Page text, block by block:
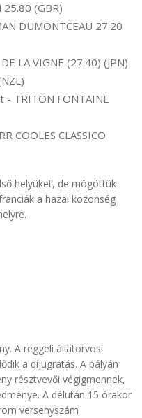
25.80 (GBR)
DUMONTCEAU 27.20
LA VIGNE (27.40) (JPN)
- TRITON FONTAINE
COOLES CLASSICO
helyüket, de mögöttük
a hazai közönség
A reggeli állatorvosi
a díjugratás. A pályán
résztvevői végigmennek,
A délután 15 órakor
versenyszám